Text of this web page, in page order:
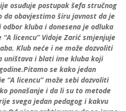
osuđuje postupak šefa stručnog
da obavjestimo širu javnost da je
kluba i donesena je odluka
licencu” Vidoje Zarić smjenjuje
Klub neće i ne može dozvoliti
uništava i blati ime kluba koji
se kako jedan
“A licencu” može sebi dozvoliti
ponašanje i da li su to metode
svega jedan pedagog i kakvu